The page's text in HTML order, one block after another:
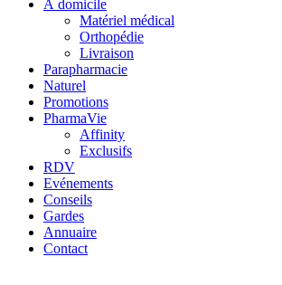
À domicile
Matériel médical
Orthopédie
Livraison
Parapharmacie
Naturel
Promotions
PharmaVie
Affinity
Exclusifs
RDV
Evénements
Conseils
Gardes
Annuaire
Contact